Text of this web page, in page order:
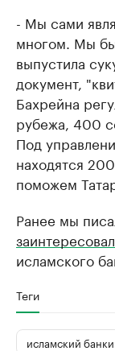
- Мы сами
многом. Мы
выпустила
документ,
Бахрейна
рубежа, 400
Под
находятся
поможем
Ранее мы
исламского
Теги
исламский